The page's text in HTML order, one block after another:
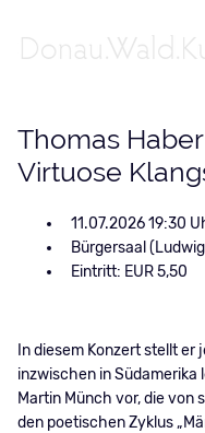
Thomas
Virtuose
11.07.2026 19:30
Bürgersaal
Eintritt: EUR 5,50
In diesem Konzert stellt er
inzwischen in
Martin Münch vor, die von
den poetischen Zyklus